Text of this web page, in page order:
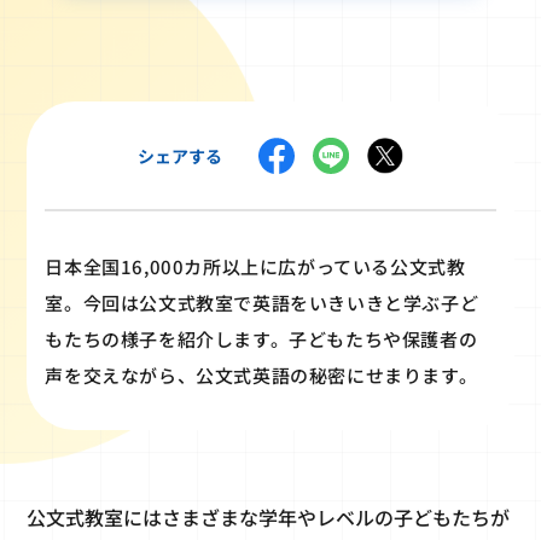
シェアする
日本全国16,000カ所以上に広がっている公文式教
室。今回は公文式教室で英語をいきいきと学ぶ子ど
もたちの様子を紹介します。子どもたちや保護者の
声を交えながら、公文式英語の秘密にせまります。
公文式教室にはさまざまな学年やレベルの子どもたちが